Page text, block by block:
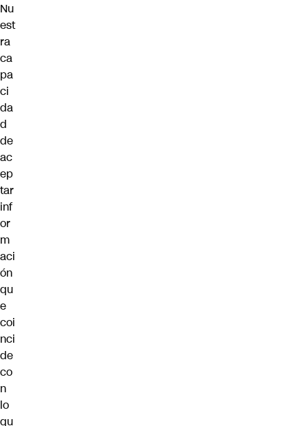
Nu
est
ra
ca
pa
ci
da
d
de
ac
ep
tar
inf
or
m
aci
ón
qu
e
coi
nci
de
co
n
lo
qu